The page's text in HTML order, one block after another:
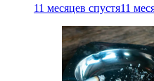
11 месяцев спустя11